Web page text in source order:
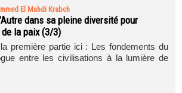
El Mahdi Krabch
dans sa pleine diversité pour
la paix (3/3)
première partie ici : Les fondements du
entre les civilisations à la lumière de